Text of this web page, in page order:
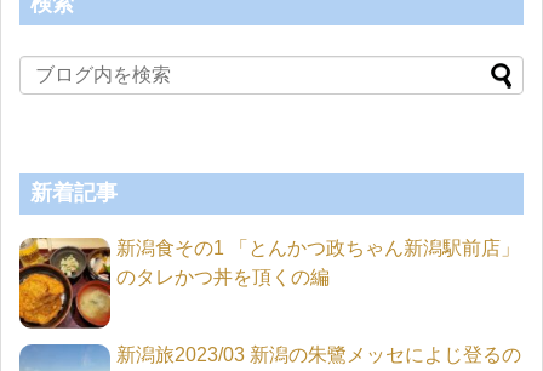
新着記事
新潟食その1 「とんかつ政ちゃん新潟駅前店」
のタレかつ丼を頂くの編
新潟旅2023/03 新潟の朱鷺メッセによじ登るの